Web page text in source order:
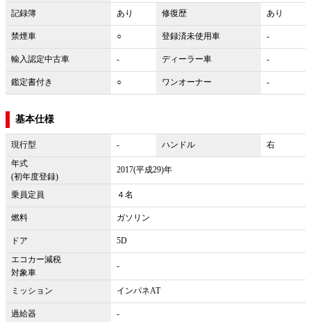
記録簿 あり 修復歴 あり
禁煙車 ○ 登録済未使用車 -
輸入認定中古車 - ディーラー車 -
鑑定書付き ○ ワンオーナー -
基本仕様
現行型 - ハンドル
右
年式
(初年度登録)
2017(平成29)年
乗員定員 ４名
燃料 ガソリン
ドア
5D
エコカー減税
対象車
-
ミッション インパネAT
過給器 -